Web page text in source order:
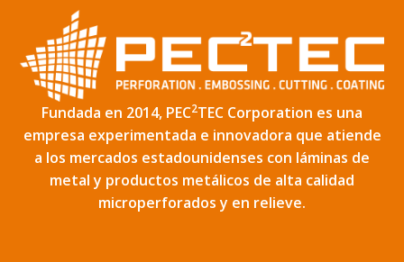
Fundada en 2014, PEC2TEC Corporation es una
empresa experimentada e innovadora que atiende
a los mercados estadounidenses con láminas de
metal y productos metálicos de alta calidad
microperforados y en relieve.